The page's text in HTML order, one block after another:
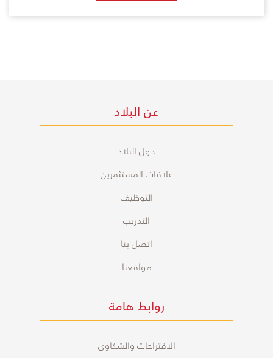
عن البلاد
حول البلاد
علاقات المستثمرين
التوظيف
التدريب
اتصل بنا
مواقعنا
روابط هامة
الاقتراحات والشكاوى